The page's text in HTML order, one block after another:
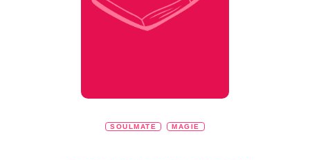
SOULMATE MAGIE